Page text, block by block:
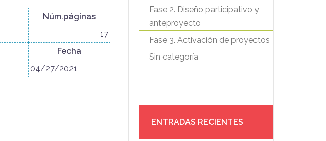
Núm.páginas
17
Fecha
04/27/2021
Fase 2. Diseño participativo y
anteproyecto
Fase 3. Activación de proyectos
Sin categoría
ENTRADAS RECIENTES